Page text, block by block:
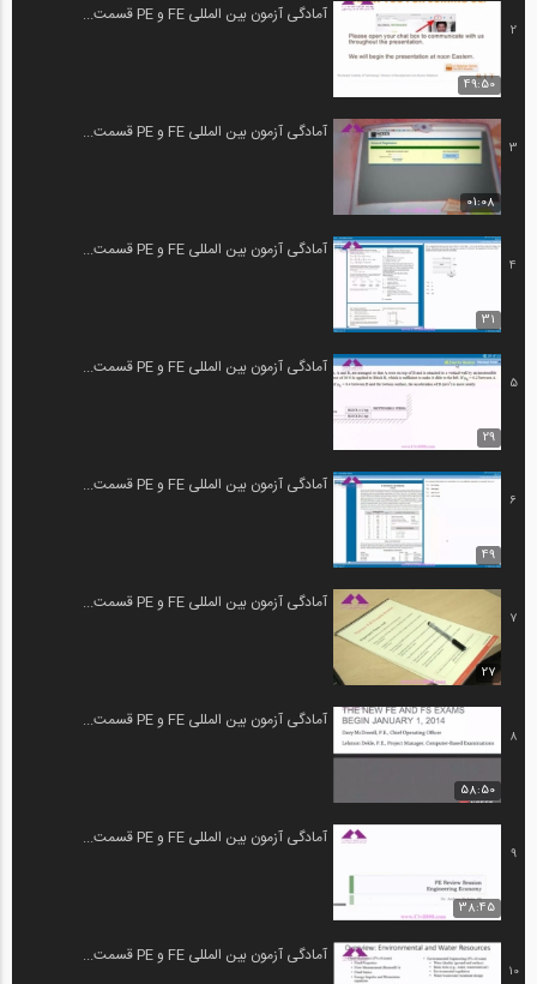
2
49:50
آمادگی آزمون بین المللی FE و PE قسمت...
3
01:08
آمادگی آزمون بین المللی FE و PE قسمت...
4
31
آمادگی آزمون بین المللی FE و PE قسمت...
5
29
آمادگی آزمون بین المللی FE و PE قسمت...
6
49
آمادگی آزمون بین المللی FE و PE قسمت...
7
27
آمادگی آزمون بین المللی FE و PE قسمت...
8
58:50
آمادگی آزمون بین المللی FE و PE قسمت...
9
38:45
آمادگی آزمون بین المللی FE و PE قسمت...
10
آمادگی آزمون بین المللی FE و PE قسمت...